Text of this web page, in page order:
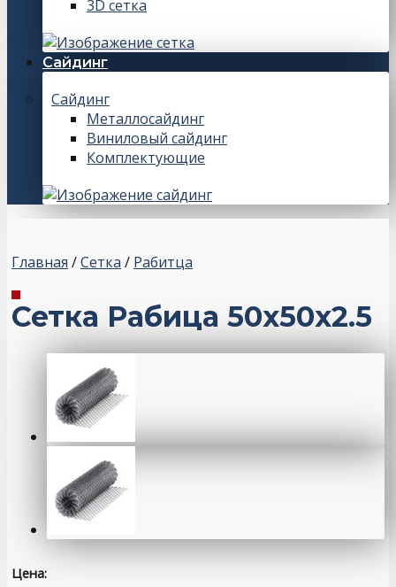
3D сетка
Сайдинг
Сайдинг
Металлосайдинг
Виниловый сайдинг
Комплектующие
Главная /Сетка / Рабитца
Сетка Рабица 50x50x2.5
Цена: